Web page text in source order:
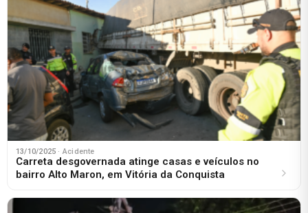
13/10/2025 · Acidente
Carreta desgovernada atinge casas e veículos no
bairro Alto Maron, em Vitória da Conquista